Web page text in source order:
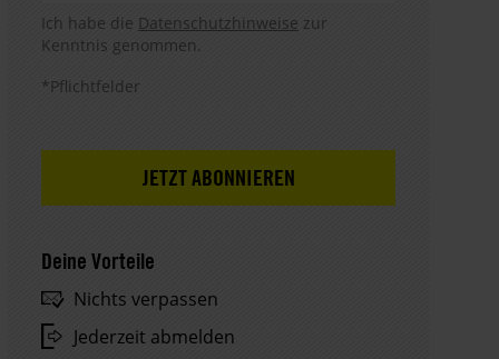
Hinweis DSE
Ich habe die Datenschutzhinweise zur
Kenntnis genommen.
*Pflichtfelder
Deine Vorteile
Nichts verpassen
Jederzeit abmelden